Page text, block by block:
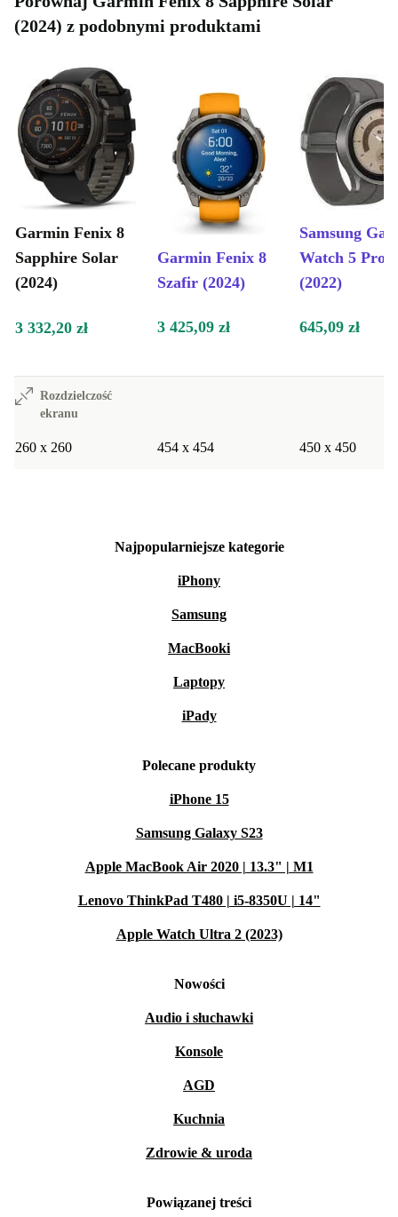
(2024) z podobnymi produktami
Garmin Fenix 8
Sapphire Solar
(2024)
Garmin Fenix 8
Szafir (2024)
Samsung
Watch 5 Pro
(2022)
3 332,20 zł 3 425,09 zł 645,09 zł
Rozdzielczość
ekranu
260 x 260 454 x 454 450 x 450
Najpopularniejsze kategorie
iPhony
Samsung
MacBooki
Laptopy
iPady
Polecane produkty
iPhone 15
Samsung Galaxy S23
Apple MacBook Air 2020 | 13.3" | M1
Lenovo ThinkPad T480 | i5-8350U | 14"
Apple Watch Ultra 2 (2023)
Nowości
Audio i słuchawki
Konsole
AGD
Kuchnia
Zdrowie & uroda
Powiązanej treści